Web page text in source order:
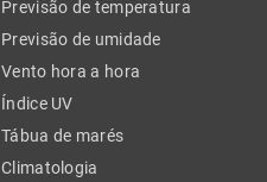
Previsão de temperatura
Previsão de umidade
Vento hora a hora
Índice UV
Tábua de marés
Climatologia